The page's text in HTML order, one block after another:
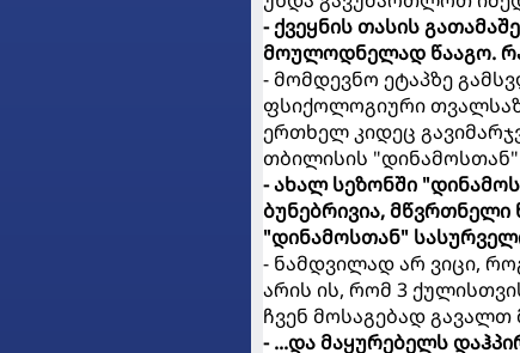
- ქვეყნის თასის
მოულოდნელად წააგო. რა
- მომდევნო ეტაპზე
ფსიქოლოგიური
ერთხელ კიდეც
თბილისის "დინამოსთან"
- ახალ სეზონში
ბუნებრივია,
"დინამოსთან"
- ნამდვილად არ ვიცი,
არის ის, რომ 3
ჩვენ მოსაგებად გავალთ
- ...და მაყურებელს